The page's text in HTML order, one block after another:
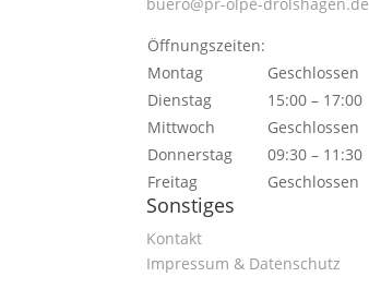
Öffnungszeiten:
Montag
Geschlossen
Dienstag
15:00 – 17:00
Mittwoch
Geschlossen
Donnerstag
09:30 – 11:30
Freitag
Geschlossen
Sonstiges
Kontakt
Impressum & Datenschutz